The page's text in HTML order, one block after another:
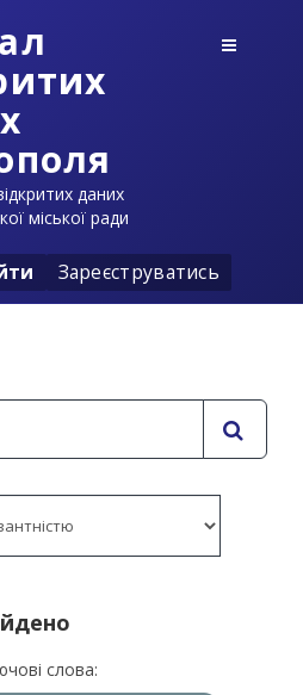
даних
міської ради
Зареєструватись
слова: